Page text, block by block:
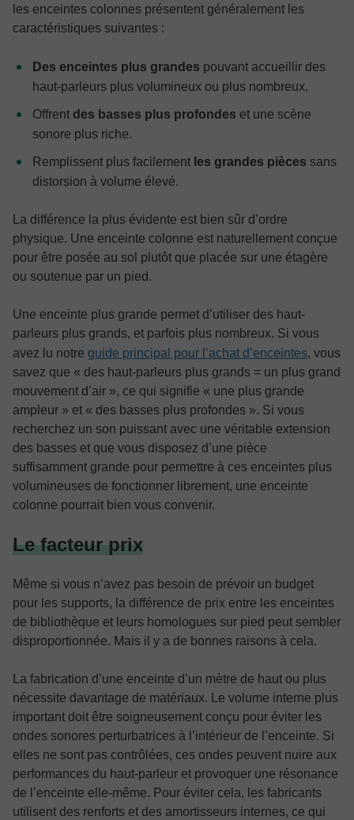
les enceintes colonnes présentent généralement les
caractéristiques suivantes :
Des enceintes plus grandes pouvant accueillir des
haut-parleurs plus volumineux ou plus nombreux.
Offrent des basses plus profondes et une scène
sonore plus riche.
Remplissent plus facilement les grandes pièces sans
distorsion à volume élevé.
La différence la plus évidente est bien sûr d’ordre
physique. Une enceinte colonne est naturellement conçue
pour être posée au sol plutôt que placée sur une étagère
ou soutenue par un pied.
Une enceinte plus grande permet d’utiliser des haut-
parleurs plus grands, et parfois plus nombreux. Si vous
avez lu notre guide principal pour l’achat d’enceintes, vous
savez que « des haut-parleurs plus grands = un plus grand
mouvement d’air », ce qui signifie « une plus grande
ampleur » et « des basses plus profondes ». Si vous
recherchez un son puissant avec une véritable extension
des basses et que vous disposez d’une pièce
suffisamment grande pour permettre à ces enceintes plus
volumineuses de fonctionner librement, une enceinte
colonne pourrait bien vous convenir.
Le facteur prix
Même si vous n’avez pas besoin de prévoir un budget
pour les supports, la différence de prix entre les enceintes
de bibliothèque et leurs homologues sur pied peut sembler
disproportionnée. Mais il y a de bonnes raisons à cela.
La fabrication d’une enceinte d’un mètre de haut ou plus
nécessite davantage de matériaux. Le volume interne plus
important doit être soigneusement conçu pour éviter les
ondes sonores perturbatrices à l’intérieur de l’enceinte. Si
elles ne sont pas contrôlées, ces ondes peuvent nuire aux
performances du haut-parleur et provoquer une résonance
de l’enceinte elle-même. Pour éviter cela, les fabricants
utilisent des renforts et des amortisseurs internes, ce qui